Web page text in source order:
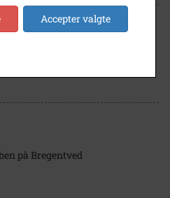
Klosters Park. Personalet på
på Bregentved
Accepter valgte